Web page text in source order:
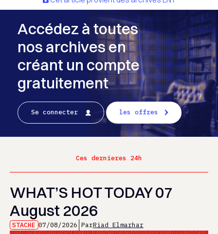
Accédez à toutes
nos archives en
créant un compte
gratuitement
Se connecter les offres
Ces dernieres 24h
WHAT’S HOT TODAY 07
August 2026
STACHE 07/08/2026 ParRiad Elmarhar